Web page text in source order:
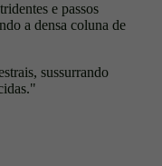
e passos
a densa coluna de
sussurrando